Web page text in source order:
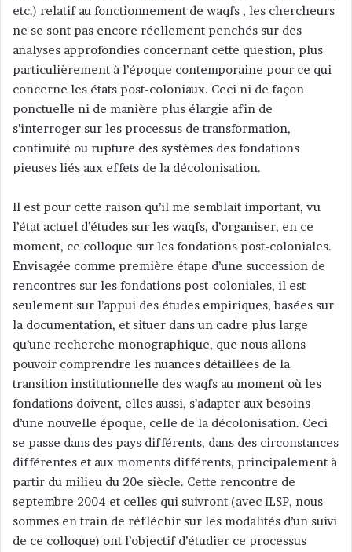
etc.) relatif au fonctionnement de waqfs , les chercheurs
ne se sont pas encore réellement penchés sur des
analyses approfondies concernant cette question, plus
particulièrement à l’époque contemporaine pour ce qui
concerne les états post-coloniaux. Ceci ni de façon
ponctuelle ni de manière plus élargie afin de
s’interroger sur les processus de transformation,
continuité ou rupture des systèmes des fondations
pieuses liés aux effets de la décolonisation.
Il est pour cette raison qu’il me semblait important, vu
l’état actuel d’études sur les waqfs, d’organiser, en ce
moment, ce colloque sur les fondations post-coloniales.
Envisagée comme première étape d’une succession de
rencontres sur les fondations post-coloniales, il est
seulement sur l’appui des études empiriques, basées sur
la documentation, et situer dans un cadre plus large
qu’une recherche monographique, que nous allons
pouvoir comprendre les nuances détaillées de la
transition institutionnelle des waqfs au moment où les
fondations doivent, elles aussi, s’adapter aux besoins
d’une nouvelle époque, celle de la décolonisation. Ceci
se passe dans des pays différents, dans des circonstances
différentes et aux moments différents, principalement à
partir du milieu du 20e siècle. Cette rencontre de
septembre 2004 et celles qui suivront (avec ILSP, nous
sommes en train de réfléchir sur les modalités d’un suivi
de ce colloque) ont l’objectif d’étudier ce processus